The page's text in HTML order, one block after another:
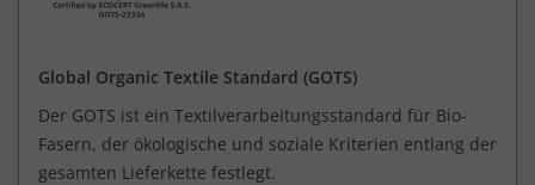
Global Organic Textile Standard (GOTS)
Der GOTS ist ein Textilverarbeitungsstandard für Bio-
Fasern, der ökologische und soziale Kriterien entlang der
gesamten Lieferkette festlegt.